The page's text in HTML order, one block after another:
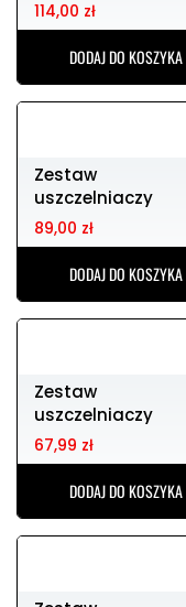
822357
114,00 zł
DODAJ DO KOSZYKA
silnikowych HONDA
cr125 05-07
89,00 zł
DODAJ DO KOSZYKA